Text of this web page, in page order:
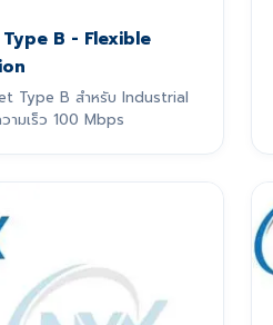
B - Flexible
Type B สำหรับ Industrial
ามเร็ว 100 Mbps